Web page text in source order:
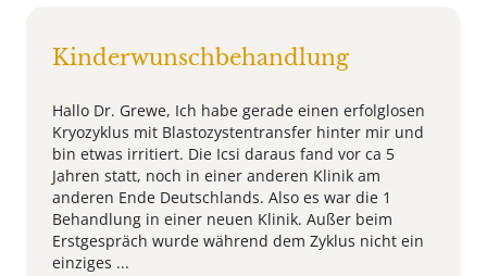
Kinderwunschbehandlung
Hallo Dr. Grewe, Ich habe gerade einen erfolglosen
Kryozyklus mit Blastozystentransfer hinter mir und
bin etwas irritiert. Die Icsi daraus fand vor ca 5
Jahren statt, noch in einer anderen Klinik am
anderen Ende Deutschlands. Also es war die 1
Behandlung in einer neuen Klinik. Außer beim
Erstgespräch wurde während dem Zyklus nicht ein
einziges ...